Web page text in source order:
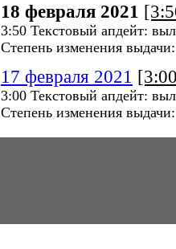
18 февраля 2021
3:50 Текстовый апдейт:
Степень изменения
17 февраля 2021
3:00 Текстовый апдейт:
Степень изменения